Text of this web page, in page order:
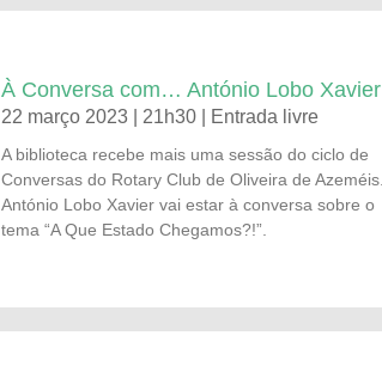
À Conversa com… António Lobo Xavier
22 março 2023 | 21h30 | Entrada livre
A biblioteca recebe mais uma sessão do ciclo de
Conversas do Rotary Club de Oliveira de Azeméis.
António Lobo Xavier vai estar à conversa sobre o
tema “A Que Estado Chegamos?!”.